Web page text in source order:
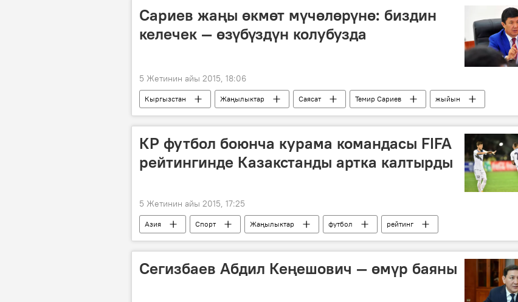
Сариев жаңы өкмөт мүчөлөрүнө: биздин
келечек — өзүбүздүн колубузда
5 Жетинин айы 2015, 18:06
Кыргызстан Жаңылыктар Саясат Темир Сариев
жыйын
өкмөт
министр
КР футбол боюнча курама командасы FIFA
рейтингинде Казакстанды артка калтырды
5 Жетинин айы 2015, 17:25
Азия Спорт Жаңылыктар футбол
рейтинг
Кыргызстандын футбол федерациясы
Сегизбаев Абдил Кеңешович — өмүр баяны